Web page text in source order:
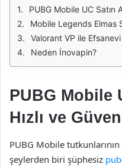
PUBG Mobile UC Satın
Mobile Legends Elmas
Valorant VP ile
Neden İnovapin?
PUBG Mobile
Hızlı ve
PUBG Mobile
şeylerden biri şüphesiz